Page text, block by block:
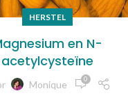
HERSTEL
en N-
acetylcysteïne
Monique 0